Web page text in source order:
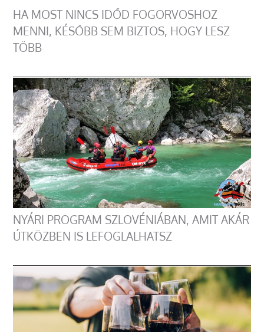
HA MOST NINCS IDŐD FOGORVOSHOZ
MENNI, KÉSŐBB SEM BIZTOS, HOGY LESZ
TÖBB
NYÁRI PROGRAM SZLOVÉNIÁBAN, AMIT AKÁR
ÚTKÖZBEN IS LEFOGLALHATSZ